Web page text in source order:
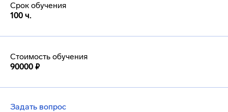
Срок обучения
100 ч.
Стоимость обучения
90000 ₽
Задать вопрос